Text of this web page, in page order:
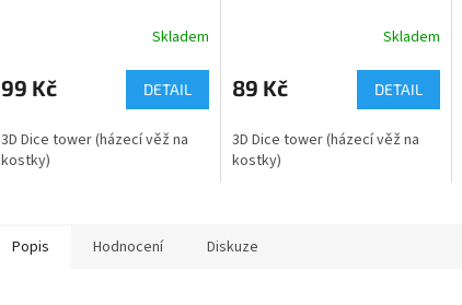
Skladem
99 Kč DETAIL
3D Dice tower (házecí věž na
kostky)
Skladem
89 Kč DETAIL
3D Dice tower (házecí věž na
kostky)
Popis Hodnocení Diskuze